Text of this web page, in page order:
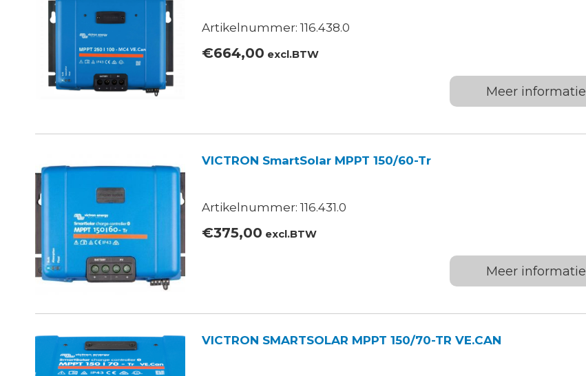
Artikelnummer: 116.438.0
€664,00 excl.BTW
Meer informatie
VICTRON SmartSolar MPPT 150/60-Tr
Artikelnummer: 116.431.0
€375,00 excl.BTW
Meer informatie
VICTRON SMARTSOLAR MPPT 150/70-TR VE.CAN